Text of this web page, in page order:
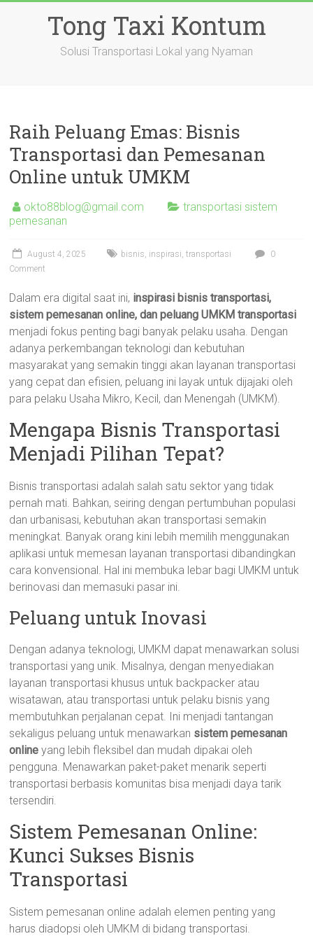
Tong Taxi Kontum
Solusi Transportasi Lokal yang Nyaman
Raih Peluang Emas: Bisnis
Transportasi dan Pemesanan
Online untuk UMKM
okto88blog@gmail.com
transportasi sistem
pemesanan
August 4, 2025 bisnis, inspirasi,transportasi
0
Comment
Dalam era digital saat ini, inspirasi bisnis transportasi,
sistem pemesanan online, dan peluang UMKM transportasi
menjadi fokus penting bagi banyak pelaku usaha. Dengan
adanya perkembangan teknologi dan kebutuhan
masyarakat yang semakin tinggi akan layanan transportasi
yang cepat dan efisien, peluang ini layak untuk dijajaki oleh
para pelaku Usaha Mikro, Kecil, dan Menengah (UMKM).
Mengapa Bisnis Transportasi
Menjadi Pilihan Tepat?
Bisnis transportasi adalah salah satu sektor yang tidak
pernah mati. Bahkan, seiring dengan pertumbuhan populasi
dan urbanisasi, kebutuhan akan transportasi semakin
meningkat. Banyak orang kini lebih memilih menggunakan
aplikasi untuk memesan layanan transportasi dibandingkan
cara konvensional. Hal ini membuka lebar bagi UMKM untuk
berinovasi dan memasuki pasar ini.
Peluang untuk Inovasi
Dengan adanya teknologi, UMKM dapat menawarkan solusi
transportasi yang unik. Misalnya, dengan menyediakan
layanan transportasi khusus untuk backpacker atau
wisatawan, atau transportasi untuk pelaku bisnis yang
membutuhkan perjalanan cepat. Ini menjadi tantangan
sekaligus peluang untuk menawarkan sistem pemesanan
online yang lebih fleksibel dan mudah dipakai oleh
pengguna. Menawarkan paket-paket menarik seperti
transportasi berbasis komunitas bisa menjadi daya tarik
tersendiri.
Sistem Pemesanan Online:
Kunci Sukses Bisnis
Transportasi
Sistem pemesanan online adalah elemen penting yang
harus diadopsi oleh UMKM di bidang transportasi.